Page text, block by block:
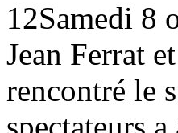
12Samedi 8
Jean Ferrat
rencontré le